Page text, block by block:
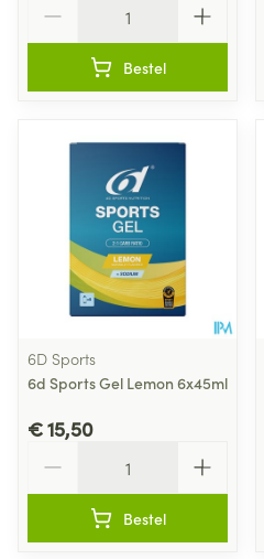
Bestel
6D Sports
6d Sports Gel Lemon 6x45ml
€ 15,50
Bestel